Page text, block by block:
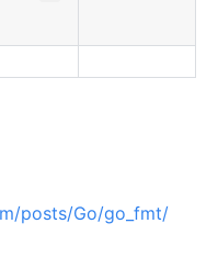
posts/Go/go_fmt/